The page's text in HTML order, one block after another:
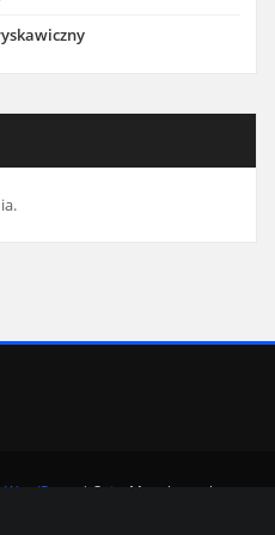
WordPress | SpiceMag theme by